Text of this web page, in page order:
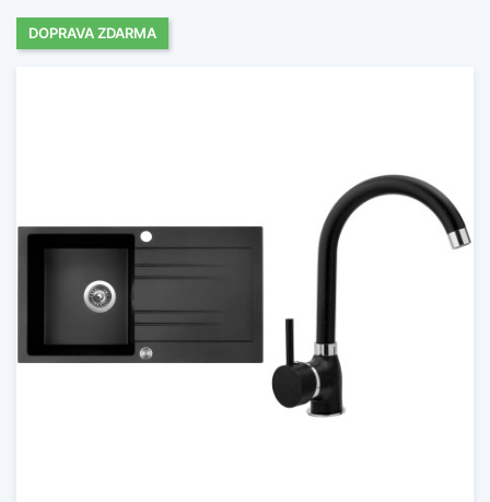
DOPRAVA ZDARMA